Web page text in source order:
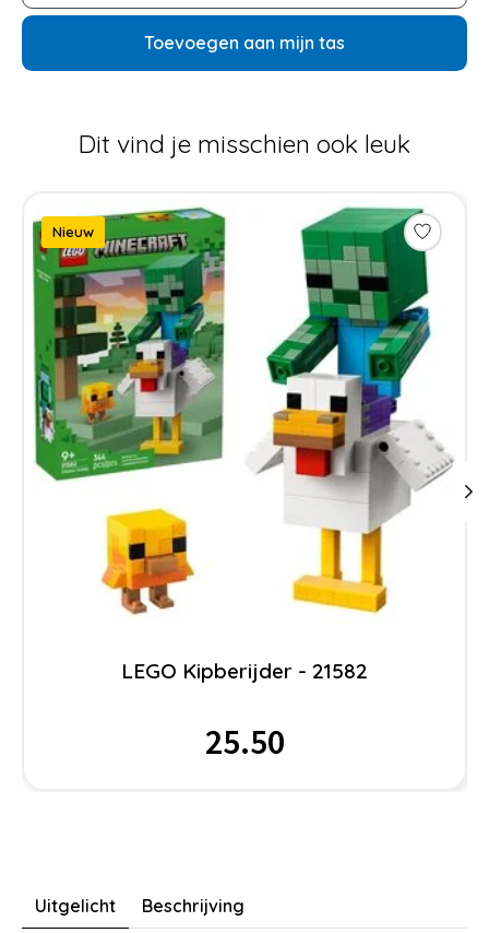
Toevoegen aan mijn tas
Dit vind je misschien ook leuk
Items van productcarrousel
Nieuw
LEGO Kipberijder - 21582
25.50
Uitgelicht Beschrijving